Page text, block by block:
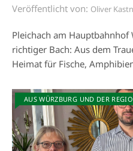
Veröffentlicht von: Oliver
Pleichach am
richtiger Bach: Aus dem
Heimat für Fische,
AUS WÜRZBURG UND DER